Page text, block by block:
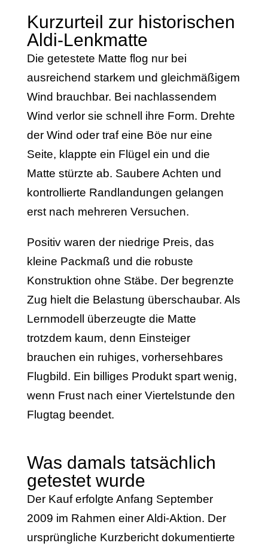
Kurzurteil zur historischen
Aldi-Lenkmatte
Die getestete Matte flog nur bei
ausreichend starkem und gleichmäßigem
Wind brauchbar. Bei nachlassendem
Wind verlor sie schnell ihre Form. Drehte
der Wind oder traf eine Böe nur eine
Seite, klappte ein Flügel ein und die
Matte stürzte ab. Saubere Achten und
kontrollierte Randlandungen gelangen
erst nach mehreren Versuchen.
Positiv waren der niedrige Preis, das
kleine Packmaß und die robuste
Konstruktion ohne Stäbe. Der begrenzte
Zug hielt die Belastung überschaubar. Als
Lernmodell überzeugte die Matte
trotzdem kaum, denn Einsteiger
brauchen ein ruhiges, vorhersehbares
Flugbild. Ein billiges Produkt spart wenig,
wenn Frust nach einer Viertelstunde den
Flugtag beendet.
Was damals tatsächlich
getestet wurde
Der Kauf erfolgte Anfang September
2009 im Rahmen einer Aldi-Aktion. Der
ursprüngliche Kurzbericht dokumentierte